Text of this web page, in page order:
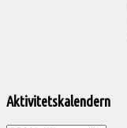
Aktivitetskalendern